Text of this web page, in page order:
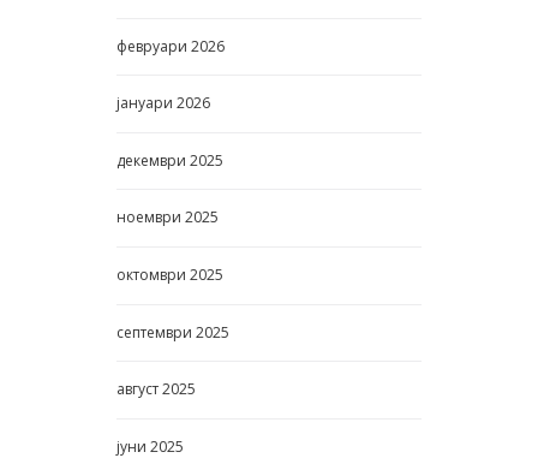
февруари 2026
јануари 2026
декември 2025
ноември 2025
октомври 2025
септември 2025
август2025
јуни 2025